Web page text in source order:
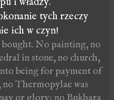
tych rzeczy
ich w czyn!
No painting, no
in stone, no church,
being for payment of
Thermopylae was